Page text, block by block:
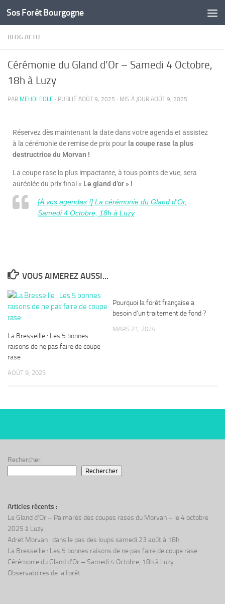
Skip to content
Sos Forêt Bourgogne
BLOG ACTU
Cérémonie du Gland d’Or – Samedi 4 Octobre,
18h à Luzy
PAR MEHDI EOLE · PUBLIÉ AOÛT 9, 2025 · MIS À JOUR AOÛT 9, 2025
Réservez dès maintenant la date dans votre agenda et assistez
à la cérémonie de remise de prix pour la coupe rase la plus
destructrice du Morvan !
La coupe rase la plus impactante, à tous points de vue, sera
auréolée du prix final « Le gland d’or » !
[À vos agendas !] La cérémonie du Gland d’Or,
Samedi 4 Octobre, 18h à Luzy
VOUS AIMEREZ AUSSI...
La Bresseille : Les 5 bonnes
raisons de ne pas faire de coupe
rase
AOÛT 9, 2025
Pourquoi la forêt française a
besoin d’un traitement de fond ?
MARS 21, 2024
Rechercher
Rechercher
Articles récents :
Le Gland d’Or – Palmarès des coupes rases du Morvan – le 4 octobre
2025 à Luzy
Adret Morvan : dans le pas des loups samedi 23 août à 18h
La Bresseille : Les 5 bonnes raisons de ne pas faire de coupe rase
Cérémonie du Gland d’Or – Samedi 4 Octobre, 18h à Luzy
Observatoires de la forêt